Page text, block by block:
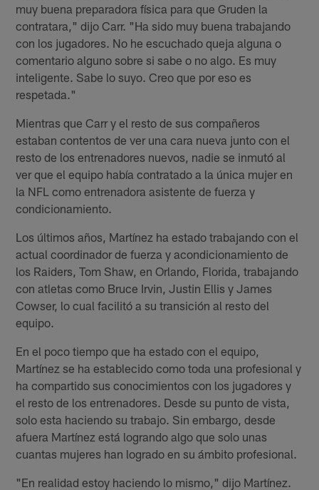
muy buena preparadora física para que Gruden la
contratara," dijo Carr. "Ha sido muy buena trabajando
con los jugadores. No he escuchado queja alguna o
comentario alguno sobre si sabe o no algo. Es muy
inteligente. Sabe lo suyo. Creo que por eso es
respetada."
Mientras que Carr y el resto de sus compañeros
estaban contentos de ver una cara nueva junto con el
resto de los entrenadores nuevos, nadie se inmutó al
ver que el equipo había contratado a la única mujer en
la NFL como entrenadora asistente de fuerza y
condicionamiento.
Los últimos años, Martínez ha estado trabajando con el
actual coordinador de fuerza y acondicionamiento de
los Raiders, Tom Shaw, en Orlando, Florida, trabajando
con atletas como Bruce Irvin, Justin Ellis y James
Cowser, lo cual facilitó a su transición al resto del
equipo.
En el poco tiempo que ha estado con el equipo,
Martínez se ha establecido como toda una profesional y
ha compartido sus conocimientos con los jugadores y
el resto de los entrenadores. Desde su punto de vista,
solo esta haciendo su trabajo. Sin embargo, desde
afuera Martínez está logrando algo que solo unas
cuantas mujeres han logrado en su ámbito profesional.
"En realidad estoy haciendo lo mismo," dijo Martínez.